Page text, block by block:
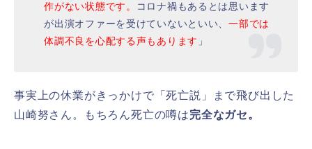
作がない状態です。
コロナ禍もあるとは思います
が出演オファーを受けていないといい、一部では
体調不良を心配する声もあります 」
事実上の休業がきっかけで「死亡説」まで飛び出した
山崎努さん。もちろん死亡の噂は完全なガセ。